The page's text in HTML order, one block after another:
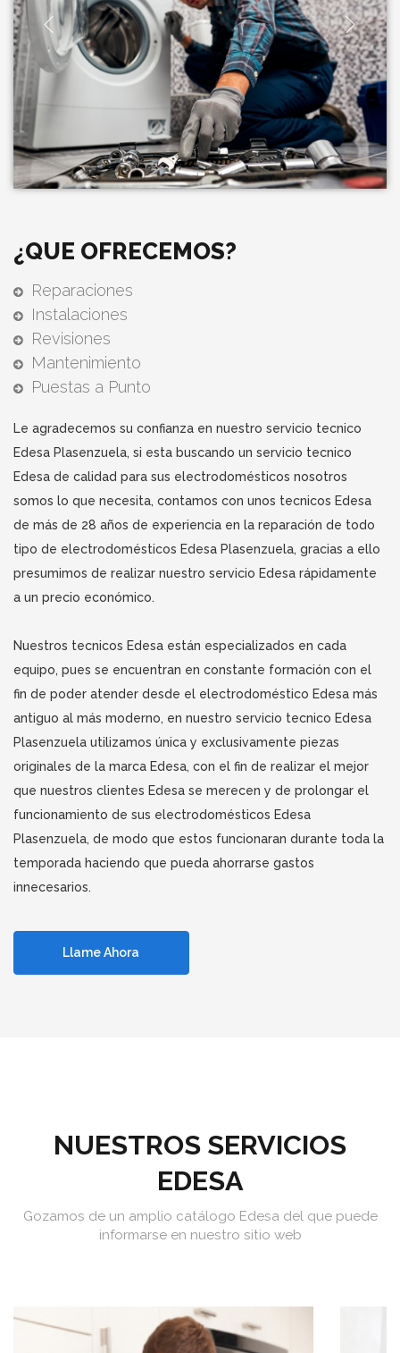
¿QUE OFRECEMOS?
Reparaciones
Instalaciones
Revisiones
Mantenimiento
Puestas a Punto
Le agradecemos su confianza en nuestro servicio tecnico
Edesa Plasenzuela, si esta buscando un servicio tecnico
Edesa de calidad para sus electrodomésticos nosotros
somos lo que necesita, contamos con unos tecnicos Edesa
de más de 28 años de experiencia en la reparación de todo
tipo de electrodomésticos Edesa Plasenzuela, gracias a ello
presumimos de realizar nuestro servicio Edesa rápidamente
a un precio económico.
Nuestros tecnicos Edesa están especializados en cada
equipo, pues se encuentran en constante formación con el
fin de poder atender desde el electrodoméstico Edesa más
antiguo al más moderno, en nuestro servicio tecnico Edesa
Plasenzuela utilizamos única y exclusivamente piezas
originales de la marca Edesa, con el fin de realizar el mejor
que nuestros clientes Edesa se merecen y de prolongar el
funcionamiento de sus electrodomésticos Edesa
Plasenzuela, de modo que estos funcionaran durante toda la
temporada haciendo que pueda ahorrarse gastos
innecesarios.
Llame Ahora
NUESTROS SERVICIOS
EDESA
Gozamos de un amplio catálogo Edesa del que puede
informarse en nuestro sitio web